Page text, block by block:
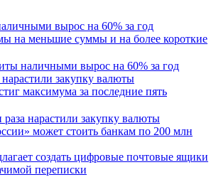
вырос на 60% за год
на меньшие суммы и на более короткие
нарастили закупку валюты
максимума за последние пять
может стоить банкам по 200 млн
создать цифровые почтовые ящики
переписки